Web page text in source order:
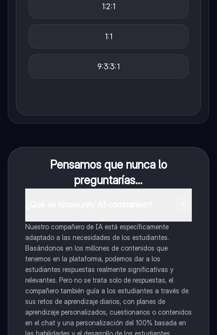
1:2:1
1:1
9:3:3:1
Pensamos que nunca lo
preguntarías...
Nuestro compañero de IA está específicamente
adaptado a las necesidades de los estudiantes.
Basándonos en los millones de contenidos que
tenemos en la plataforma, podemos dar a los
estudiantes respuestas realmente significativas y
relevantes. Pero no se trata solo de respuestas, el
compañero también guía a los estudiantes a través de
sus retos de aprendizaje diarios, con planes de
aprendizaje personalizados, cuestionarios o contenidos
en el chat y una personalización del 100% basada en
las habilidades y el desarrollo de los estudiantes.